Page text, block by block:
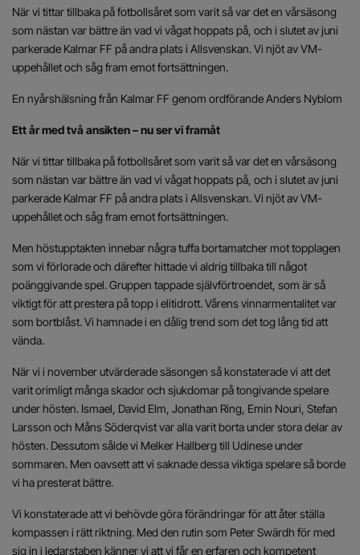
När vi tittar tillbaka på fotbollsåret som varit så var det en vårsäsong
som nästan var bättre än vad vi vågat hoppats på, och i slutet av juni
parkerade Kalmar FF på andra plats i Allsvenskan. Vi njöt av VM-
uppehållet och såg fram emot fortsättningen.
En nyårshälsning från Kalmar FF genom ordförande Anders Nyblom
Ett år med två ansikten – nu ser vi framåt
När vi tittar tillbaka på fotbollsåret som varit så var det en vårsäsong
som nästan var bättre än vad vi vågat hoppats på, och i slutet av juni
parkerade Kalmar FF på andra plats i Allsvenskan. Vi njöt av VM-
uppehållet och såg fram emot fortsättningen.
Men höstupptakten innebar några tuffa bortamatcher mot topplagen
som vi förlorade och därefter hittade vi aldrig tillbaka till något
poänggivande spel. Gruppen tappade självförtroendet, som är så
viktigt för att prestera på topp i elitidrott. Vårens vinnarmentalitet var
som bortblåst. Vi hamnade i en dålig trend som det tog lång tid att
vända.
När vi i november utvärderade säsongen så konstaterade vi att det
varit orimligt många skador och sjukdomar på tongivande spelare
under hösten. Ismael, David Elm, Jonathan Ring, Emin Nouri, Stefan
Larsson och Måns Söderqvist var alla varit borta under stora delar av
hösten. Dessutom sålde vi Melker Hallberg till Udinese under
sommaren. Men oavsett att vi saknade dessa viktiga spelare så borde
vi ha presterat bättre.
Vi konstaterade att vi behövde göra förändringar för att åter ställa
kompassen i rätt riktning. Med den rutin som Peter Swärdh för med
sig in i ledarstaben känner vi att vi får en erfaren och kompetent